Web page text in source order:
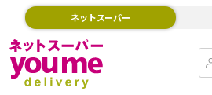
ネットスーパー